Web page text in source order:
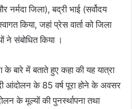
जिला), बद्री भाई (सर्वोदय
किया, जहां प्रेस वार्ता को जिला
ने संबोधित किया ।
बारे में बताते हुए कहा की यह यात्रा
आंदोलन के 85 वर्ष पूरा होने के अवसर
के मूल्यों की पुनर्स्थापना तथा